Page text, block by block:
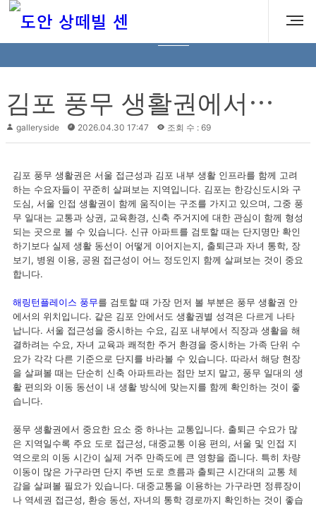
홍보센터
김
포 풍무 생활권에서 살펴보는 해링턴플레이스 풍무
galleryside 2026.04.30 17:47 조회 수 : 69
김포 풍무 생활권은 서울 접근성과 김포 내부 생활 인프라를 함께 고려
하는 수요자들이 꾸준히 살펴보는 지역입니다. 김포는 한강신도시와 구
도심, 서울 인접 생활권이 함께 움직이는 구조를 가지고 있으며, 그중 풍
무 일대는 교통과 상권, 교육환경, 신축 주거지에 대한 관심이 함께 형성
되는 곳으로 볼 수 있습니다. 신규 아파트를 검토할 때는 단지명만 확인
하기보다 실제 생활 동선이 어떻게 이어지는지, 출퇴근과 자녀 통학, 장
보기, 병원 이용, 공원 접근성이 어느 정도인지 함께 살펴보는 것이 중요
합니다.
해링턴플레이스 풍무를 검토할 때 가장 먼저 볼 부분은 풍무 생활권 안
에서의 위치입니다. 같은 김포 안에서도 생활권별 성격은 다르게 나타
납니다. 서울 접근성을 중시하는 수요, 김포 내부에서 직장과 생활을 해
결하려는 수요, 자녀 교육과 쾌적한 주거 환경을 중시하는 가족 단위 수
요가 각각 다른 기준으로 단지를 바라볼 수 있습니다. 따라서 해당 현장
을 살펴볼 때는 단순히 신축 아파트라는 점만 보지 말고, 풍무 일대의 생
활 편의와 이동 동선이 내 생활 방식에 맞는지를 함께 확인하는 것이 좋
습니다.
풍무 생활권에서 중요한 요소 중 하나는 교통입니다. 출퇴근 수요가 많
은 지역일수록 주요 도로 접근성, 대중교통 이용 편의, 서울 및 인접 지
역으로의 이동 시간이 실제 거주 만족도에 큰 영향을 줍니다. 특히 차량
이동이 많은 가구라면 단지 주변 도로 흐름과 출퇴근 시간대의 교통 체
감을 살펴볼 필요가 있습니다. 대중교통을 이용하는 가구라면 정류장이
나 역세권 접근성, 환승 동선, 자녀의 통학 경로까지 확인하는 것이 좋습